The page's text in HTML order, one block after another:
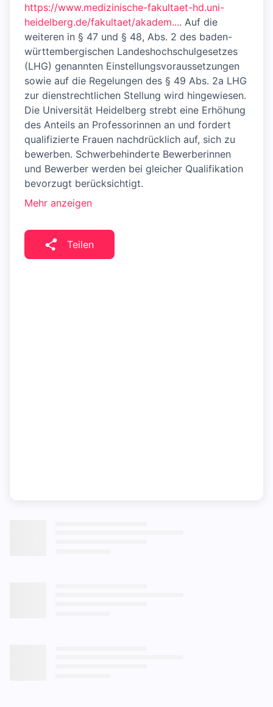
https://www.medizinische-fakultaet-hd.uni-
heidelberg.de/fakultaet/akadem.... Auf die
weiteren in § 47 und § 48, Abs. 2 des baden-
württembergischen Landeshochschulgesetzes
(LHG) genannten Einstellungsvoraussetzungen
sowie auf die Regelungen des § 49 Abs. 2a LHG
zur dienstrechtlichen Stellung wird hingewiesen.
Die Universität Heidelberg strebt eine Erhöhung
des Anteils an Professorinnen an und fordert
qualifizierte Frauen nachdrücklich auf, sich zu
bewerben. Schwerbehinderte Bewerberinnen
und Bewerber werden bei gleicher Qualifikation
bevorzugt berücksichtigt.
Mehr anzeigen
Teilen